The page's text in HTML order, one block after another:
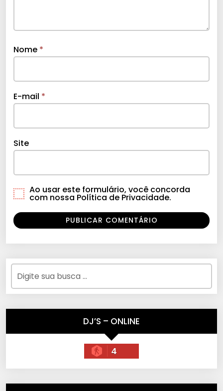
Nome *
E-mail *
Site
Ao usar este formulário, você concorda
com nossa Política de Privacidade.
DJ’S – ONLINE
4